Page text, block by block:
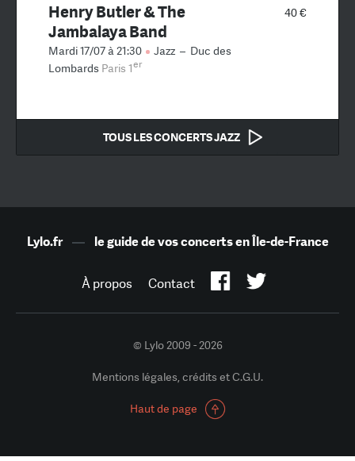
40 €
Henry Butler & The
Jambalaya Band
Mardi 17/07 à 21:30 Jazz – Duc des
Lombards Paris 1er
TOUS LES CONCERTS JAZZ
Lylo.fr— le guide de vos concerts en Île-de-France
À propos Contact
© Lylo 2009 - 2026
Mentions légales, crédits et C.G.U.
Haut de page